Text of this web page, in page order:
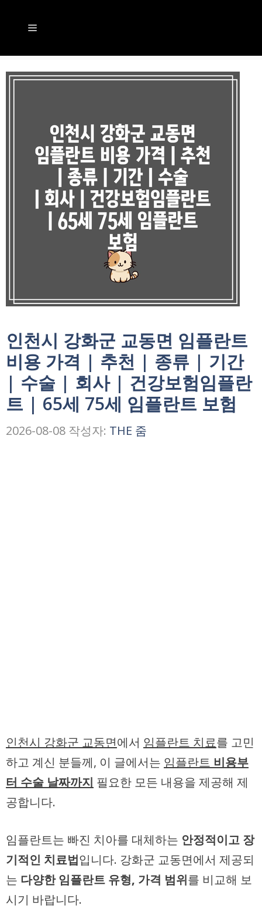
로
메
뉴
인천시 강화군 교동면 임플란트
비용 가격 | 추천 | 종류 | 기간
| 수술 | 회사 | 건강보험임플란
트 | 65세 75세 임플란트 보험
2026-08-08 작성자: THE 줌
인천시 강화군 교동면에서 임플란트 치료를 고민
하고 계신 분들께, 이 글에서는 임플란트 비용부
터 수술 날짜까지 필요한 모든 내용을 제공해 제
공합니다.
임플란트는 빠진 치아를 대체하는 안정적이고 장
기적인 치료법입니다. 강화군 교동면에서 제공되
는 다양한 임플란트 유형, 가격 범위를 비교해 보
시기 바랍니다.